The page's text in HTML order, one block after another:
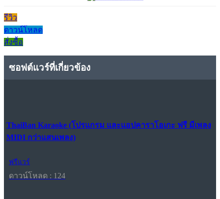
รีวิว
ดาวน์โหลด
สั่งซื้อ
ซอฟต์แวร์ที่เกี่ยวข้อง
ThaiBan Karaoke (โปรแกรม และแอปคาราโอเกะ ฟรี มีเพลง
MIDI กว่าแสนเพลง)
ฟรีแวร์
ดาวน์โหลด : 124